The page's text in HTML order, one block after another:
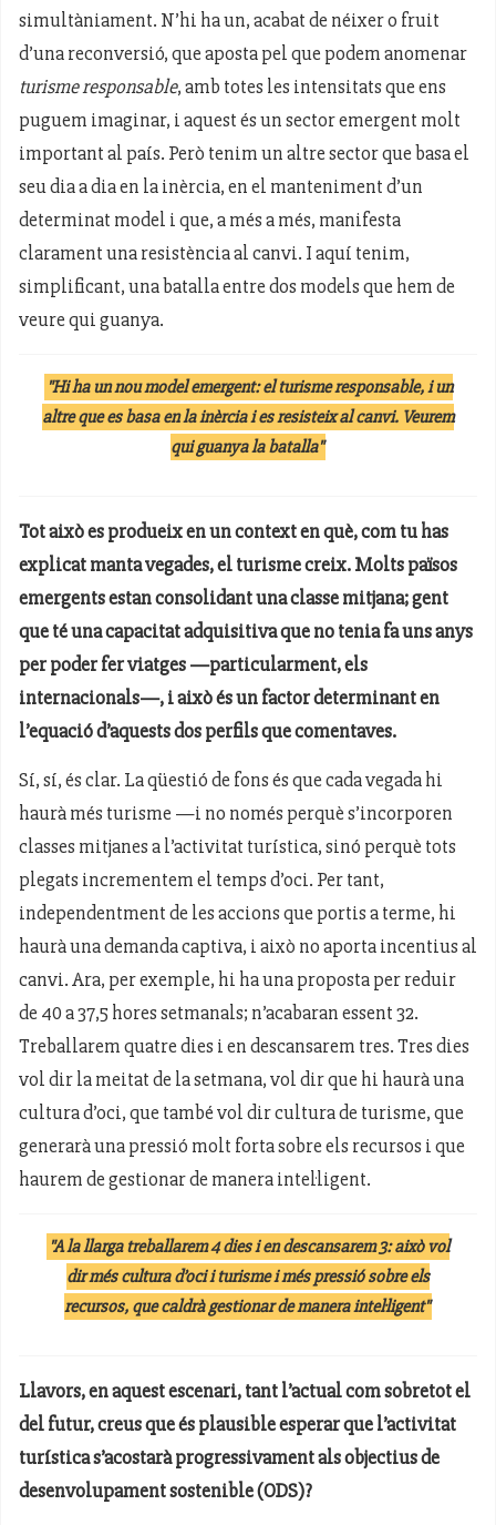
simultàniament. N’hi ha un, acabat de néixer o fruit
d’una reconversió, que aposta pel que podem anomenar
turisme responsable, amb totes les intensitats que ens
puguem imaginar, i aquest és un sector emergent molt
important al país. Però tenim un altre sector que basa el
seu dia a dia en la inèrcia, en el manteniment d’un
determinat model i que, a més a més, manifesta
clarament una resistència al canvi. I aquí tenim,
simplificant, una batalla entre dos models que hem de
veure qui guanya.
"Hi ha un nou model emergent: el turisme responsable, i un
altre que es basa en la inèrcia i es resisteix al canvi. Veurem
qui guanya la batalla"
Tot això es produeix en un context en què, com tu has
explicat manta vegades, el turisme creix. Molts països
emergents estan consolidant una classe mitjana; gent
que té una capacitat adquisitiva que no tenia fa uns anys
per poder fer viatges —particularment, els
internacionals—, i això és un factor determinant en
l’equació d’aquests dos perfils que comentaves.
Sí, sí, és clar. La qüestió de fons és que cada vegada hi
haurà més turisme —i no només perquè s’incorporen
classes mitjanes a l’activitat turística, sinó perquè tots
plegats incrementem el temps d’oci. Per tant,
independentment de les accions que portis a terme, hi
haurà una demanda captiva, i això no aporta incentius al
canvi. Ara, per exemple, hi ha una proposta per reduir
de 40 a 37,5 hores setmanals; n’acabaran essent 32.
Treballarem quatre dies i en descansarem tres. Tres dies
vol dir la meitat de la setmana, vol dir que hi haurà una
cultura d’oci, que també vol dir cultura de turisme, que
generarà una pressió molt forta sobre els recursos i que
haurem de gestionar de manera intel·ligent.
"A la llarga treballarem 4 dies i en descansarem 3: això vol
dir més cultura d’oci i turisme i més pressió sobre els
recursos, que caldrà gestionar de manera intel·ligent"
Llavors, en aquest escenari, tant l’actual com sobretot el
del futur, creus que és plausible esperar que l’activitat
turística s’acostarà progressivament als objectius de
desenvolupament sostenible (ODS)?